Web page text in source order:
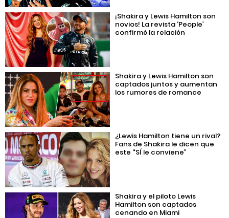
¡Shakira y Lewis Hamilton son
novios! La revista ‘People’
confirmó la relación
Shakira y Lewis Hamilton son
captados juntos y aumentan
los rumores de romance
¿Lewis Hamilton tiene un rival?
Fans de Shakira le dicen que
este “SÍ le conviene”
Shakira y el piloto Lewis
Hamilton son captados
cenando en Miami